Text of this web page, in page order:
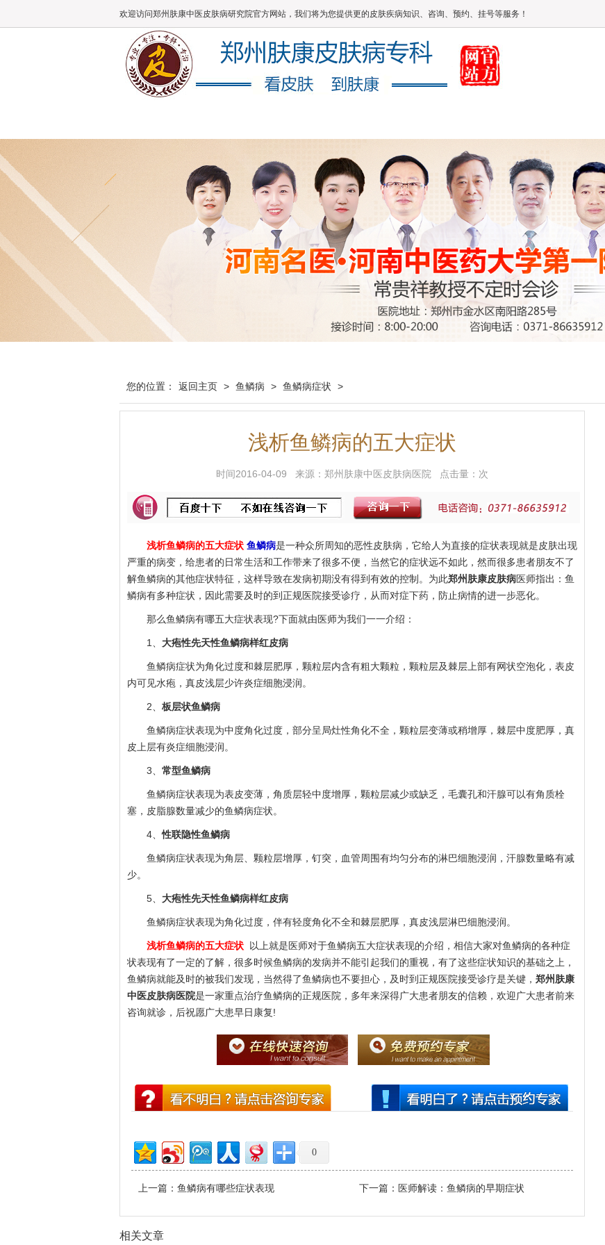
欢迎访问郑州肤康中医皮肤病研究院官方网站，我们将为您提供更的皮肤疾病知识、咨询、预约、挂号等服务！
您的位置： 返回主页 > 鱼鳞病 > 鱼鳞病症状 >
浅析鱼鳞病的五大症状
时间2016-04-09 来源：郑州肤康中医皮肤病医院 点击量： 次
浅析鱼鳞病的五大症状 鱼鳞病是一种众所周知的恶性皮肤病，它给人为直接的症状表现就是皮肤出现
严重的病变，给患者的日常生活和工作带来了很多不便，当然它的症状远不如此，然而很多患者朋友不了
解鱼鳞病的其他症状特征，这样导致在发病初期没有得到有效的控制。为此郑州肤康皮肤病医师指出：鱼
鳞病有多种症状，因此需要及时的到正规医院接受诊疗，从而对症下药，防止病情的进一步恶化。
那么鱼鳞病有哪五大症状表现?下面就由医师为我们一一介绍：
1、 大疱性先天性鱼鳞病样红皮病
鱼鳞病症状为角化过度和棘层肥厚，颗粒层内含有粗大颗粒，颗粒层及棘层上部有网状空泡化，表皮
内可见水疱，真皮浅层少许炎症细胞浸润。
2、 板层状鱼鳞病
鱼鳞病症状表现为中度角化过度，部分呈局灶性角化不全，颗粒层变薄或稍增厚，棘层中度肥厚，真
皮上层有炎症细胞浸润。
3、 常型鱼鳞病
鱼鳞病症状表现为表皮变薄，角质层轻中度增厚，颗粒层减少或缺乏，毛囊孔和汗腺可以有角质栓
塞，皮脂腺数量减少的鱼鳞病症状。
4、性联隐性鱼鳞病
鱼鳞病症状表现为角层、颗粒层增厚，钉突，血管周围有均匀分布的淋巴细胞浸润，汗腺数量略有减
少。
5、 大疱性先天性鱼鳞病样红皮病
鱼鳞病症状表现为角化过度，伴有轻度角化不全和棘层肥厚，真皮浅层淋巴细胞浸润。
浅析鱼鳞病的五大症状
以上就是医师对于鱼鳞病五大症状表现的介绍，相信大家对鱼鳞病的各种症
状表现有了一定的了解，很多时候鱼鳞病的发病并不能引起我们的重视，有了这些症状知识的基础之上，
鱼鳞病就能及时的被我们发现，当然得了鱼鳞病也不要担心，及时到正规医院接受诊疗是关键， 郑州肤康
中医皮肤病医院是一家重点治疗鱼鳞病的正规医院，多年来深得广大患者朋友的信赖，欢迎广大患者前来
咨询就诊，后祝愿广大患早日康复!
0
上一篇： 鱼鳞病有哪些症状表现 下一篇： 医师解读：鱼鳞病的早期症状
相关文章